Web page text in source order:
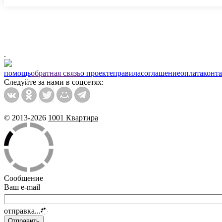
.
помощьобратная связьо проектеправиласоглашениеоплата
Следуйте за нами в соцсетях:
© 2013-2026 1001 Квартира
Сообщение
Ваш e-mail
отправка...